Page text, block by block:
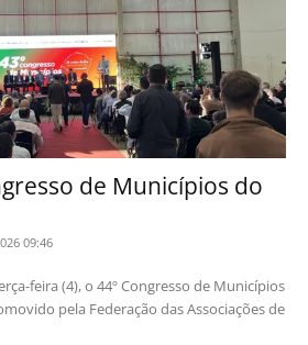
de Municípios do
09:46
feira (4), o 44º Congresso de Municípios
pela Federação das Associações de